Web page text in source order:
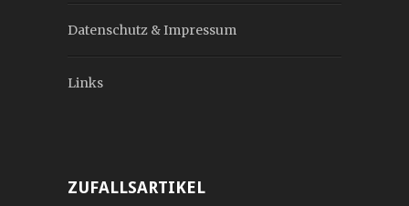
Datenschutz & Impressum
Links
ZUFALLSARTIKEL